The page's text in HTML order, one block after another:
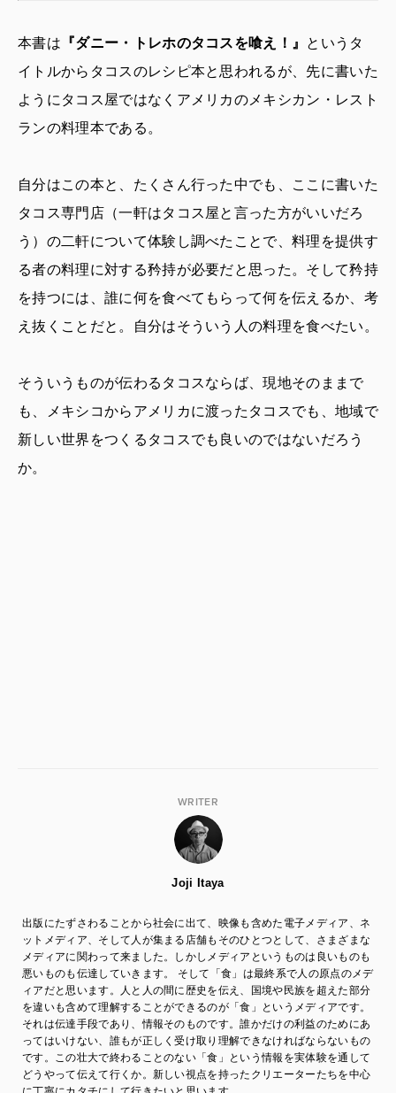
本書は 『ダニー・トレホのタコスを喰え！』 というタ
イトルからタコスのレシピ本と思われるが、先に書いた
ようにタコス屋ではなくアメリカのメキシカン・レスト
ランの料理本である。
自分はこの本と、たくさん行った中でも、ここに書いた
タコス専門店（一軒はタコス屋と言った方がいいだろ
う）の二軒について体験し調べたことで、料理を提供す
る者の料理に対する矜持が必要だと思った。そして矜持
を持つには、誰に何を食べてもらって何を伝えるか、考
え抜くことだと。自分はそういう人の料理を食べたい。
そういうものが伝わるタコスならば、現地そのままで
も、メキシコからアメリカに渡ったタコスでも、地域で
新しい世界をつくるタコスでも良いのではないだろう
か。
WRITER
Joji Itaya
出版にたずさわることから社会に出て、映像も含めた電子メディア、ネ
ットメディア、そして人が集まる店舗もそのひとつとして、さまざまな
メディアに関わって来ました。しかしメディアというものは良いものも
悪いものも伝達していきます。 そして「食」は最終系で人の原点のメデ
ィアだと思います。人と人の間に歴史を伝え、国境や民族を超えた部分
を違いも含めて理解することができるのが「食」というメディアです。
それは伝達手段であり、情報そのものです。誰かだけの利益のためにあ
ってはいけない、誰もが正しく受け取り理解できなければならないもの
です。この壮大で終わることのない「食」という情報を実体験を通して
どうやって伝えて行くか。新しい視点を持ったクリエーターたちを中心